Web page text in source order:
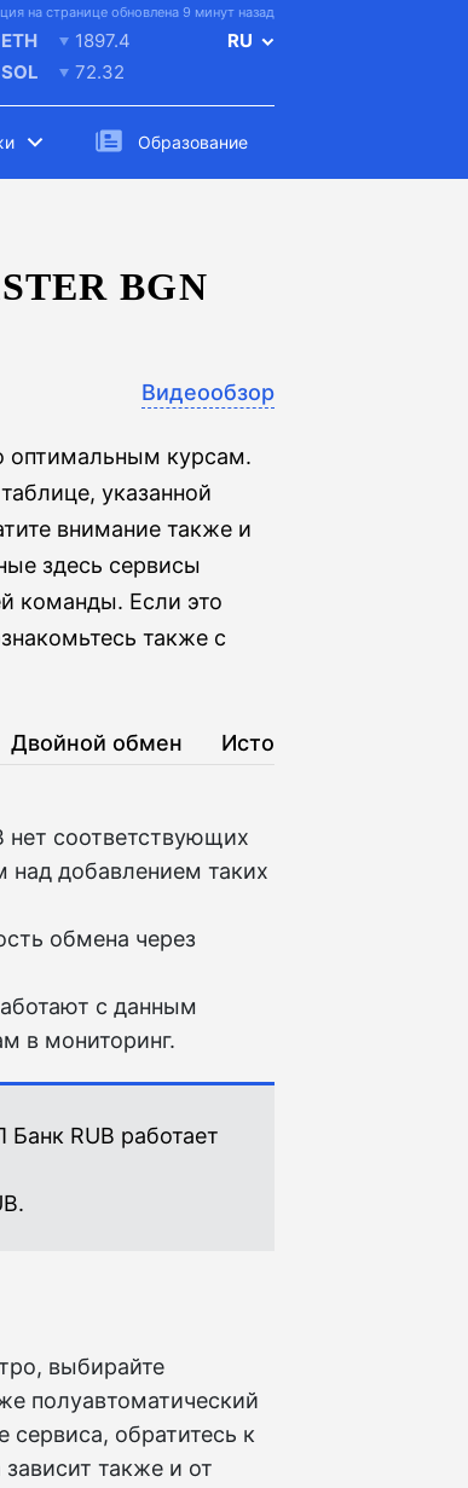
на странице обновлена 9 минут назад
ETH
1897.4
SOL
72.32
RU
Образование
BGN
Видеообзор
оптимальным курсам.
указанной
внимание также и
здесь сервисы
команды. Если это
также с
Двойной обмен История
соответствующих
добавлением таких
обмена через
с данным
в мониторинг.
RUB работает
выбирайте
полуавтоматический
обратитесь к
также и от